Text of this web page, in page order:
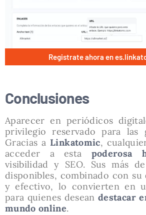
Registrate ahora en
Conclusiones
Aparecer en periódicos
privilegio reservado para las
Gracias a Linkatomic,
acceder a esta poderosa
visibilidad y SEO. Sus más
disponibles, combinado con su
y efectivo, lo convierten en
para quienes deseandestacar
mundo online.